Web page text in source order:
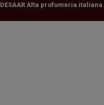
DESAAR Alta profumeria italiana